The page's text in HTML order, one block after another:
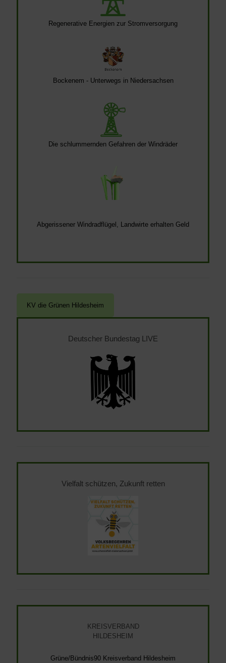
Regenerative Energien zur Stromversorgung
Bockenem - Unterwegs in Niedersachsen
Die schlummernden Gefahren der Windräder
Abgerissener Windradflügel, Landwirte erhalten Geld
Deutscher Bundestag LIVE
Vielfalt schützen, Zukunft retten
KREISVERBAND
HILDESHEIM
Grüne/Bündnis90 Kreisverband Hildesheim